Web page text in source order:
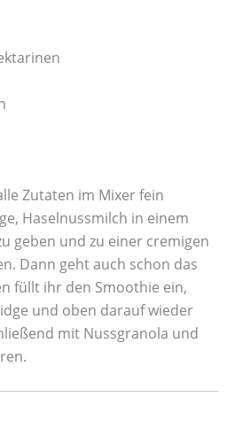
Zutaten im Mixer fein
Haselnussmilch in einem
geben und zu einer cremigen
Dann geht auch schon das
füllt ihr den Smoothie ein,
und oben darauf wieder
mit Nussgranola und